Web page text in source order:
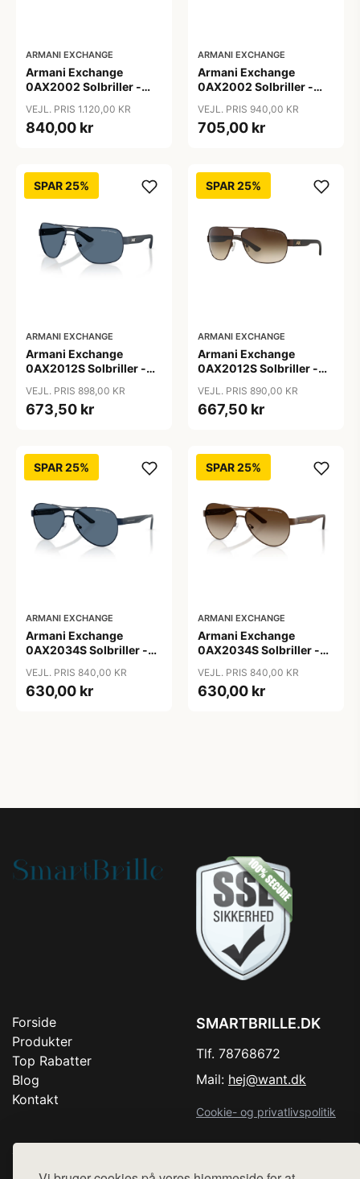
ARMANI EXCHANGE
Armani Exchange
0AX2002 Solbriller -
Polariserede Linser
VEJL. PRIS 1.120,00 KR
840,00 kr
ARMANI EXCHANGE
Armani Exchange
0AX2002 Solbriller -
VEJL. PRIS 940,00 KR
705,00 kr
SPAR 25%
ARMANI EXCHANGE
Armani Exchange
0AX2012S Solbriller -
VEJL. PRIS 898,00 KR
673,50 kr
SPAR 25%
ARMANI EXCHANGE
Armani Exchange
0AX2012S Solbriller -
VEJL. PRIS 890,00 KR
667,50 kr
SPAR 25%
ARMANI EXCHANGE
Armani Exchange
0AX2034S Solbriller -
VEJL. PRIS 840,00 KR
630,00 kr
SPAR 25%
ARMANI EXCHANGE
Armani Exchange
0AX2034S Solbriller -
VEJL. PRIS 840,00 KR
630,00 kr
Forside
Produkter
Top Rabatter
Blog
Kontakt
SMARTBRILLE.DK
Tlf. 78768672
Mail: hej@want.dk
Cookie- og privatlivspolitik